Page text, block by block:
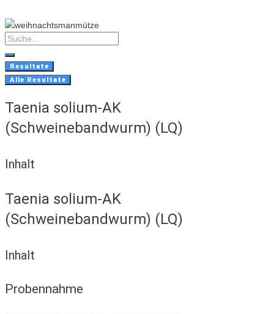
to
content
Search
...
Resultate
Alle Resultate
Taenia solium-AK
(Schweinebandwurm) (LQ)
Inhalt
Taenia solium-AK
(Schweinebandwurm) (LQ)
Inhalt
Probennahme